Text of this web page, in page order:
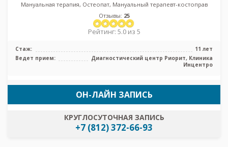
Мануальная терапия, Остеопат, Мануальный терапевт-костоправ
Отзывы: 25
Рейтинг: 5.0 из 5
Стаж:
11 лет
Ведет прием:
Диагностический центр Риорит, Клиника
Инцентро
ОН-ЛАЙН ЗАПИСЬ
КРУГЛОСУТОЧНАЯ ЗАПИСЬ
+7 (812) 372-66-93